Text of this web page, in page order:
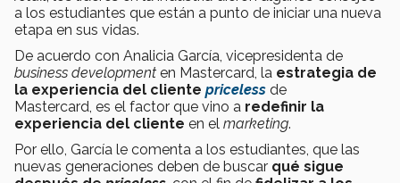
a los estudiantes que están a punto de iniciar una nueva
etapa en sus vidas.
De acuerdo con Analicia García, vicepresidenta de
business development en Mastercard, la estrategia de
la experiencia del cliente priceless de
Mastercard, es el factor que vino a redefinir la
experiencia del cliente en el marketing.
Por ello, García le comenta a los estudiantes, que las
nuevas generaciones deben de buscar qué sigue